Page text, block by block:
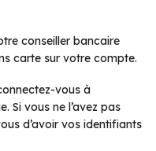
conseiller bancaire
carte sur votre compte.
vous à
Si vous ne l’avez pas
d’avoir vos identifiants